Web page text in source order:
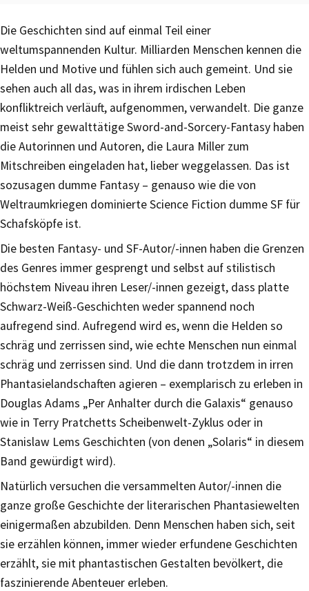
Die Geschichten sind auf einmal Teil einer
weltumspannenden Kultur. Milliarden Menschen kennen die
Helden und Motive und fühlen sich auch gemeint. Und sie
sehen auch all das, was in ihrem irdischen Leben
konfliktreich verläuft, aufgenommen, verwandelt. Die ganze
meist sehr gewalttätige Sword-and-Sorcery-Fantasy haben
die Autorinnen und Autoren, die Laura Miller zum
Mitschreiben eingeladen hat, lieber weggelassen. Das ist
sozusagen dumme Fantasy – genauso wie die von
Weltraumkriegen dominierte Science Fiction dumme SF für
Schafsköpfe ist.
Die besten Fantasy- und SF-Autor/-innen haben die Grenzen
des Genres immer gesprengt und selbst auf stilistisch
höchstem Niveau ihren Leser/-innen gezeigt, dass platte
Schwarz-Weiß-Geschichten weder spannend noch
aufregend sind. Aufregend wird es, wenn die Helden so
schräg und zerrissen sind, wie echte Menschen nun einmal
schräg und zerrissen sind. Und die dann trotzdem in irren
Phantasielandschaften agieren – exemplarisch zu erleben in
Douglas Adams „Per Anhalter durch die Galaxis“ genauso
wie in Terry Pratchetts Scheibenwelt-Zyklus oder in
Stanislaw Lems Geschichten (von denen „Solaris“ in diesem
Band gewürdigt wird).
Natürlich versuchen die versammelten Autor/-innen die
ganze große Geschichte der literarischen Phantasiewelten
einigermaßen abzubilden. Denn Menschen haben sich, seit
sie erzählen können, immer wieder erfundene Geschichten
erzählt, sie mit phantastischen Gestalten bevölkert, die
faszinierende Abenteuer erleben.